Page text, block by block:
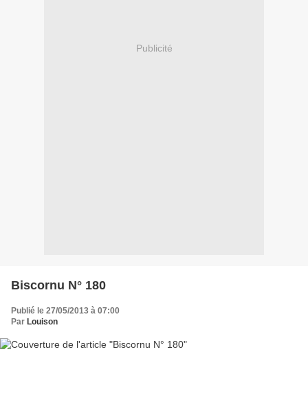
Publicité
Biscornu N° 180
Publié le 27/05/2013 à 07:00
Par Louison